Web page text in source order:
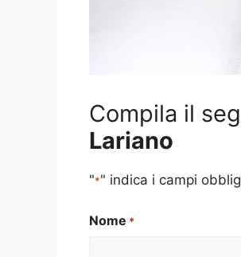
Compila il
Lariano
"*" indica i campi
Nome *